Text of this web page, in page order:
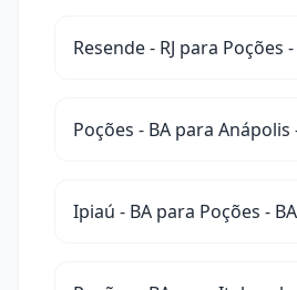
Resende - RJ para Poções -
Poções - BA para Anápolis
Ipiaú - BA para Poções - BA